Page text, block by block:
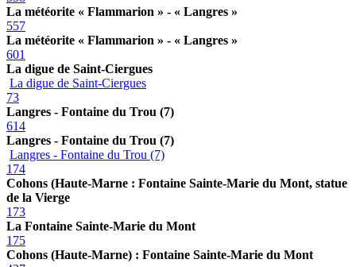
La météorite « Flammarion » - « Langres »
557
La météorite « Flammarion » - « Langres »
601
La digue de Saint-Ciergues
La digue de Saint-Ciergues
73
Langres - Fontaine du Trou (7)
614
Langres - Fontaine du Trou (7)
Langres - Fontaine du Trou (7)
174
Cohons (Haute-Marne : Fontaine Sainte-Marie du Mont, statue
de la Vierge
173
La Fontaine Sainte-Marie du Mont
175
Cohons (Haute-Marne) : Fontaine Sainte-Marie du Mont